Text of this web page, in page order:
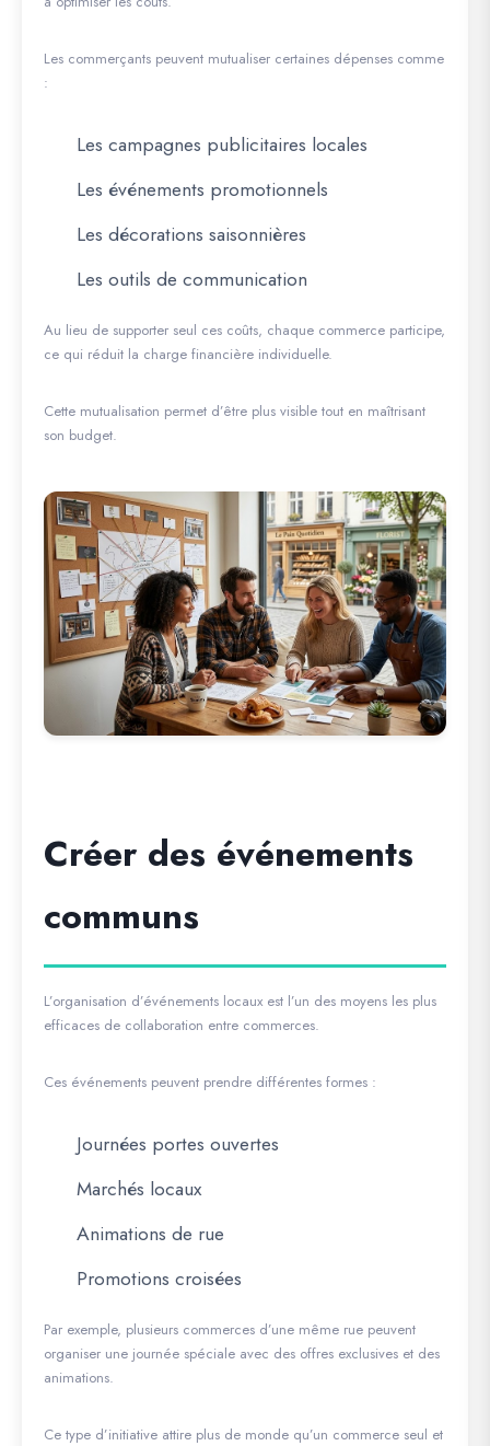
Les commerçants peuvent mutualiser certaines dépenses comme
:
Les campagnes publicitaires locales
Les événements promotionnels
Les décorations saisonnières
Les outils de communication
Au lieu de supporter seul ces coûts, chaque commerce participe,
ce qui réduit la charge financière individuelle.
Cette mutualisation permet d’être plus visible tout en maîtrisant
son budget.
Créer des événements
communs
L’organisation d’événements locaux est l’un des moyens les plus
efficaces de collaboration entre commerces.
Ces événements peuvent prendre différentes formes :
Journées portes ouvertes
Marchés locaux
Animations de rue
Promotions croisées
Par exemple, plusieurs commerces d’une même rue peuvent
organiser une journée spéciale avec des offres exclusives et des
animations.
Ce type d’initiative attire plus de monde qu’un commerce seul et